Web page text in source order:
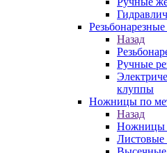
Назад
Ручные
клуппы
Ножницы по
Назад
Ножницы